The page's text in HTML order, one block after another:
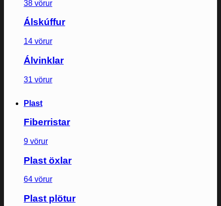
38 vörur
Álskúffur
14 vörur
Álvinklar
31 vörur
Plast
Fiberristar
9 vörur
Plast öxlar
64 vörur
Plast plötur